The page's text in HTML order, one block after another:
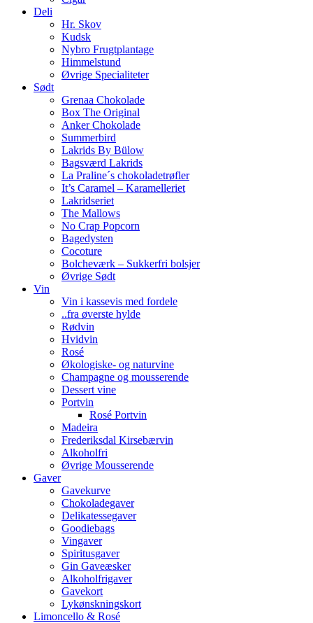
Deli
Hr. Skov
Kudsk
Nybro Frugtplantage
Himmelstund
Øvrige Specialiteter
Sødt
Grenaa Chokolade
Box The Original
Anker Chokolade
Summerbird
Lakrids By Bülow
Bagsværd Lakrids
La Praline´s chokoladetrøfler
It’s Caramel – Karamelleriet
Lakridseriet
The Mallows
No Crap Popcorn
Bagedysten
Cocoture
Bolcheværk – Sukkerfri bolsjer
Øvrige Sødt
Vin
Vin i kassevis med fordele
..fra øverste hylde
Rødvin
Hvidvin
Rosé
Økologiske- og naturvine
Champagne og mousserende
Dessert vine
Portvin
Rosé Portvin
Madeira
Frederiksdal Kirsebærvin
Alkoholfri
Øvrige Mousserende
Gaver
Gavekurve
Chokoladegaver
Delikatessegaver
Goodiebags
Vingaver
Spiritusgaver
Gin Gaveæsker
Alkoholfrigaver
Gavekort
Lykønskningskort
Limoncello & Rosé